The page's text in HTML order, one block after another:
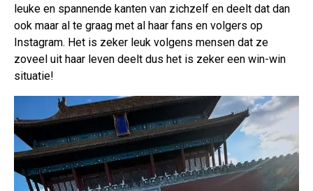
leuke en spannende kanten van zichzelf en deelt dat dan
ook maar al te graag met al haar fans en volgers op
Instagram. Het is zeker leuk volgens mensen dat ze
zoveel uit haar leven deelt dus het is zeker een win-win
situatie!